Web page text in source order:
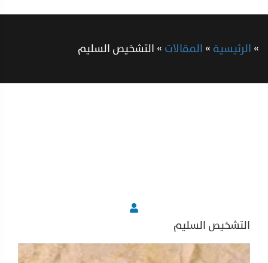
»الرئيسية»المقالات»التشخيص السليم
التشخيص السليم